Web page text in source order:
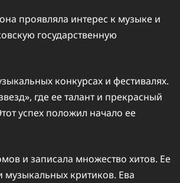
проявляла интерес к музыке и
государственную
конкурсах и фестивалях.
где ее талант и прекрасный
успех положил начало ее
и записала множество хитов. Ее
музыкальных критиков. Ева